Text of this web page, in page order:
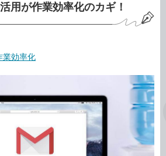
用が作業効率化のカギ！
業効率化